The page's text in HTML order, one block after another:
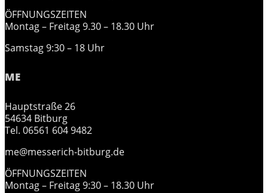
ÖFFNUNGSZEITEN
Montag – Freitag 9.30 – 18.30 Uhr
Samstag 9:30 – 18 Uhr
ME
Hauptstraße 26
54634 Bitburg
Tel. 06561 604 9482
me@messerich-bitburg.de
ÖFFNUNGSZEITEN
Montag – Freitag 9:30 – 18.30 Uhr